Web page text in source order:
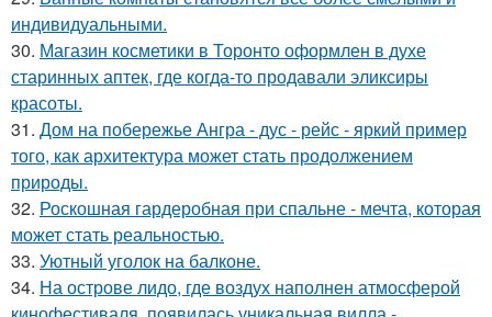
индивидуальными.
30. Магазин косметики в Торонто оформлен в духе
старинных аптек, где когда-то продавали эликсиры
красоты.
31. Дом на побережье Ангра - дус - рейс - яркий пример
того, как архитектура может стать продолжением
природы.
32. Роскошная гардеробная при спальне - мечта, которая
может стать реальностью.
33. Уютный уголок на балконе.
34. На острове лидо, где воздух наполнен атмосферой